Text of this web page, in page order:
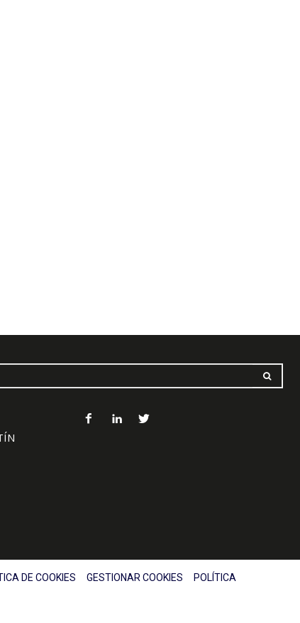
DE COOKIES GESTIONAR COOKIES
POLÍTICA